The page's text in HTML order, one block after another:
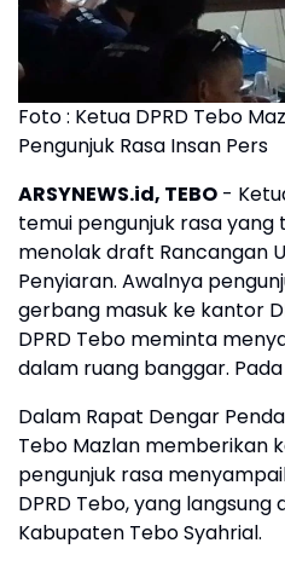
Foto : Ketua DPRD Tebo
Pengunjuk Rasa Insan Pers
ARSYNEWS.id, TEBO -
temui pengunjuk rasa
menolak draft Rancangan
Penyiaran. Awalnya
gerbang masuk ke kantor
DPRD Tebo meminta
dalam ruang banggar.
Dalam Rapat Dengar
Tebo Mazlan memberikan
pengunjuk rasa
DPRD Tebo, yang
Kabupaten Tebo Syahrial.